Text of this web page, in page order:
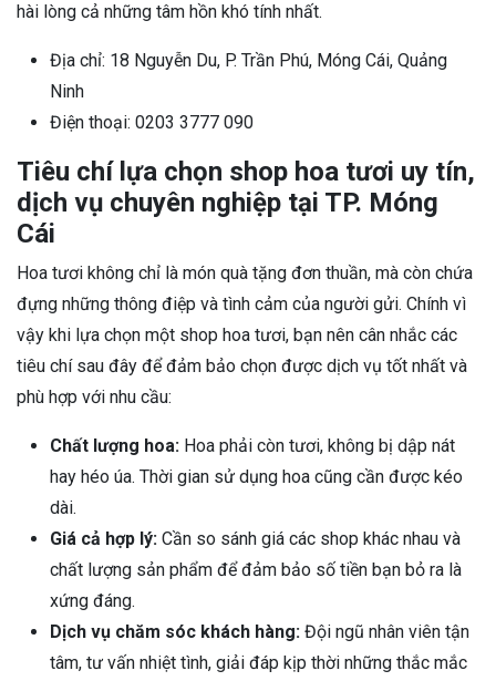
hài lòng cả những tâm hồn khó tính nhất.
Địa chỉ: 18 Nguyễn Du, P. Trần Phú, Móng Cái, Quảng
Ninh
Điện thoại: 0203 3777 090
Tiêu chí lựa chọn shop hoa tươi uy tín,
dịch vụ chuyên nghiệp tại TP. Móng
Cái
Hoa tươi không chỉ là món quà tặng đơn thuần, mà còn chứa
đựng những thông điệp và tình cảm của người gửi. Chính vì
vậy khi lựa chọn một shop hoa tươi, bạn nên cân nhắc các
tiêu chí sau đây để đảm bảo chọn được dịch vụ tốt nhất và
phù hợp với nhu cầu:
Chất lượng hoa: Hoa phải còn tươi, không bị dập nát
hay héo úa. Thời gian sử dụng hoa cũng cần được kéo
dài.
Giá cả hợp lý: Cần so sánh giá các shop khác nhau và
chất lượng sản phẩm để đảm bảo số tiền bạn bỏ ra là
xứng đáng.
Dịch vụ chăm sóc khách hàng: Đội ngũ nhân viên tận
tâm, tư vấn nhiệt tình, giải đáp kịp thời những thắc mắc